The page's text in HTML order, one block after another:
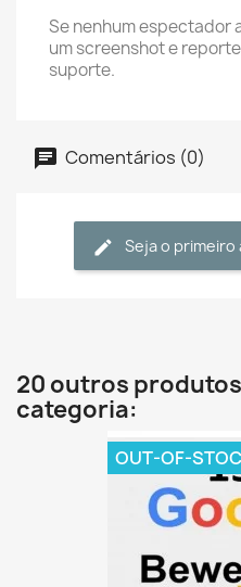
Se nenhum espectador
um screenshot e
suporte.
Comentários (0)
Seja o primeiro
20 outros
categoria:
OUT-OF-